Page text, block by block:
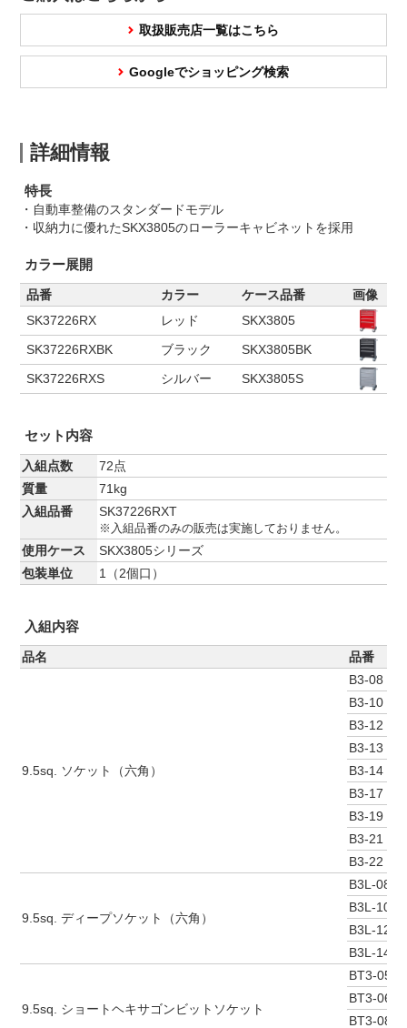
取扱販売店一覧はこちら
Googleでショッピング検索
詳細情報
特長
・自動車整備のスタンダードモデル
・収納力に優れたSKX3805のローラーキャビネットを採用
カラー展開
品番 カラー ケース品番
画像
SK37226RX
レッド
SKX3805
SK37226RXBK
ブラック
SKX3805BK
SK37226RXS
シルバー SKX3805S
セット内容
入組点数
72点
質量
71kg
入組品番
SK37226RXT
※入組品番のみの販売は実施しておりません。
使用ケース
SKX3805シリーズ
包装単位
1（2個口）
入組内容
品名 品番
9.5sq. ソケット（六角）
B3-08
B3-10
B3-12
B3-13
B3-14
B3-17
B3-19
B3-21
B3-22
9.5sq. ディープソケット（六角）
B3L-08
B3L-10
B3L-12
B3L-14
9.5sq. ショートヘキサゴンビットソケット
BT3-05S
BT3-06S
BT3-08S